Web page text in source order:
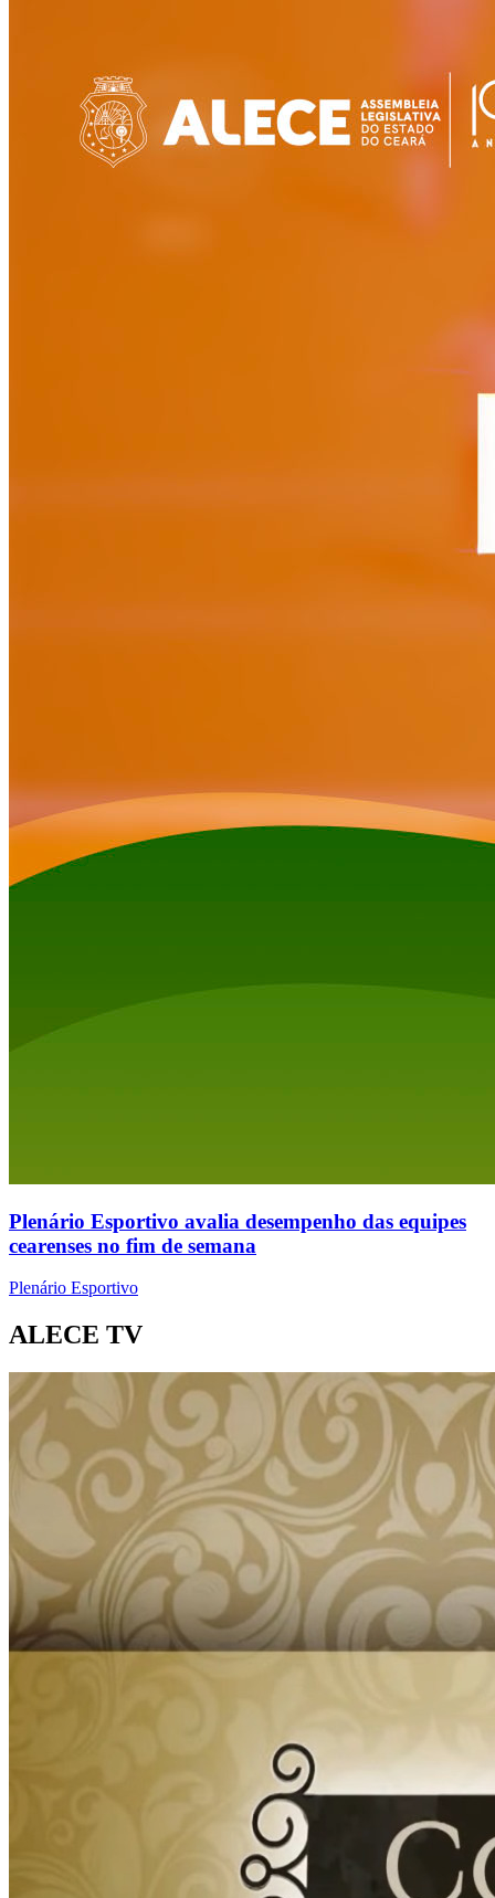
Plenário Esportivo avalia desempenho das equipes
cearenses no fim de semana
Plenário Esportivo
ALECE TV